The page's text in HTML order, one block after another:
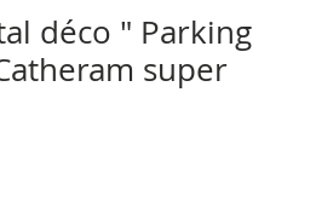
déco " Parking
super